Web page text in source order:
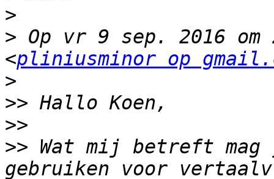
>
> Op vr 9 sep. 2016 om
<pliniusminor op
>
>>
>>
>> Wat mij betreft